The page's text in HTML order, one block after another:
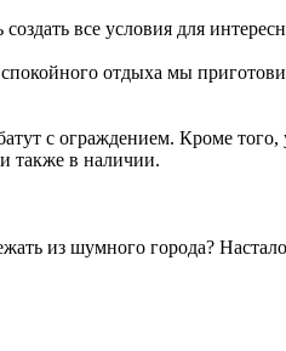
все условия для
спокойного отдыха мы
с ограждением. Кроме
также в наличии.
из шумного города?